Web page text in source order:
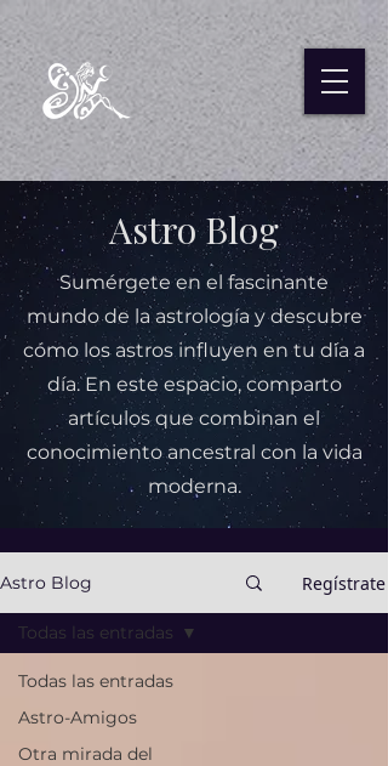
Astro Blog
Sumérgete en el fascinante
mundo de la astrología y descubre
cómo los astros influyen en tu día a
día. En este espacio, comparto
artículos que combinan el
conocimiento ancestral con la vida
moderna.
Astro Blog Regístrate
Todas las entradas
Astro-Amigos
Otra mirada del
Todas las entradas